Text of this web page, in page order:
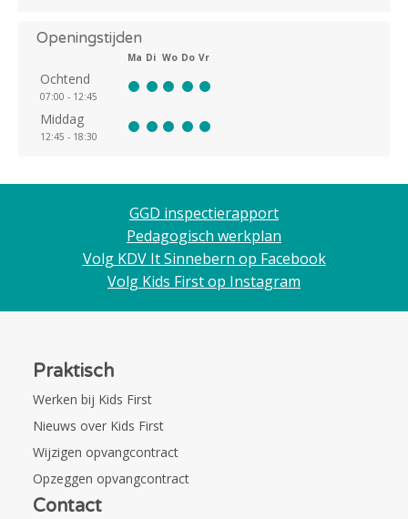
Openingstijden
Ma Di Wo Do Vr
Ochtend
07:00 - 12:45
Middag
12:45 - 18:30
GGD inspectierapport
Pedagogisch werkplan
Volg KDV It Sinnebern op Facebook
Volg Kids First op Instagram
Praktisch
Werken bij Kids First
Nieuws over Kids First
Wijzigen opvangcontract
Opzeggen opvangcontract
Contact